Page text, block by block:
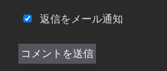
返信をメール通知